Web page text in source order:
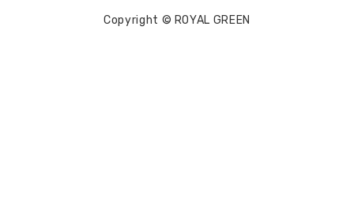
Copyright © ROYAL GREEN